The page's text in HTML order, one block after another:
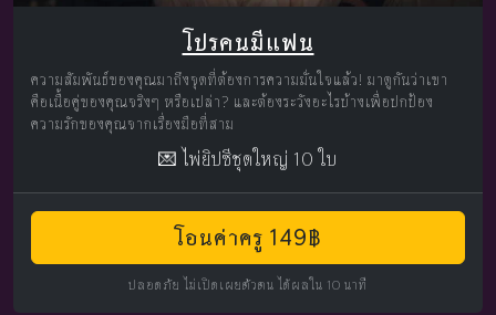
โปรคนมีแฟน
ความสัมพันธ์ของคุณมาถึงจุดที่ต้องการความมั่นใจแล้ว! มาดูกันว่าเขา
คือเนื้อคู่ของคุณจริงๆ หรือเปล่า? และต้องระวังอะไรบ้างเพื่อปกป้อง
ความรักของคุณจากเรื่องมือที่สาม
💌 ไพ่ยิปซีชุดใหญ่ 10 ใบ
โอนค่าครู 149฿
ปลอดภัย ไม่เปิดเผยตัวตน ได้ผลใน 10 นาที